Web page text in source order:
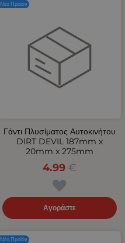
Γάντι Πλυσίματος Αυτοκινήτου
DIRT DEVIL 187mm x
20mm x 275mm
4.99 €
Αγοράστε
Νέο Προϊόν
Νέο Προϊόν